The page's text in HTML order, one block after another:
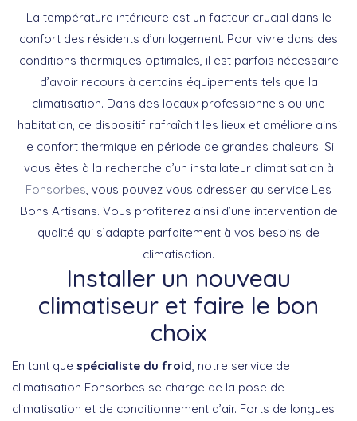
La température intérieure est un facteur crucial dans le
confort des résidents d’un logement. Pour vivre dans des
conditions thermiques optimales, il est parfois nécessaire
d’avoir recours à certains équipements tels que la
climatisation. Dans des locaux professionnels ou une
habitation, ce dispositif rafraîchit les lieux et améliore ainsi
le confort thermique en période de grandes chaleurs. Si
vous êtes à la recherche d’un installateur climatisation à
Fonsorbes , vous pouvez vous adresser au service Les
Bons Artisans. Vous profiterez ainsi d’une intervention de
qualité qui s’adapte parfaitement à vos besoins de
climatisation.
Installer un nouveau
climatiseur et faire le bon
choix
En tant que spécialiste du froid , notre service de
climatisation Fonsorbes se charge de la pose de
climatisation et de conditionnement d’air. Forts de longues